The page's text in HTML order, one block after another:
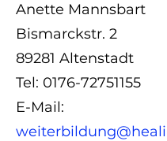
Anette Mannsbart
Bismarckstr. 2
89281 Altenstadt
Tel: 0176-72751155
E-Mail: